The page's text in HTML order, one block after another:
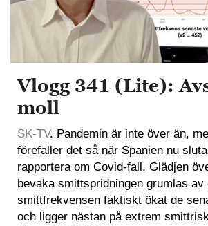
Vlogg 341 (Lite):
moll
SK-TV. Pandemin är inte över än,
förefaller det så när Spanien nu
rapportera om Covid-fall. Glädjen
bevaka smittspridningen grumlas
smittfrekvensen faktiskt ökat de
och ligger nästan på extrem